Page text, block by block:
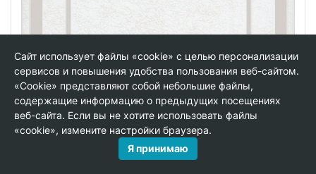
Сайт использует файлы «cookie» с целью персонализации
сервисов и повышения удобства пользования веб-сайтом.
«Cookie» представляют собой небольшие файлы,
содержащие информацию о предыдущих посещениях
веб-сайта. Если вы не хотите использовать файлы
«cookie», измените настройки браузера.
Я принимаю